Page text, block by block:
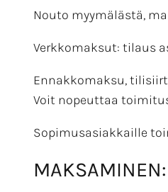
Nouto myymälästä,
Verkkomaksut: tilaus
Ennakkomaksu,
Voit nopeuttaa
Sopimusasiakkaille
MAKSAMINEN: